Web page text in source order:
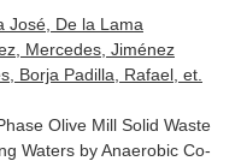
José, De la Lama
Mercedes, Jiménez
Borja Padilla, Rafael, et.
Olive Mill Solid Waste
Waters by Anaerobic Co-